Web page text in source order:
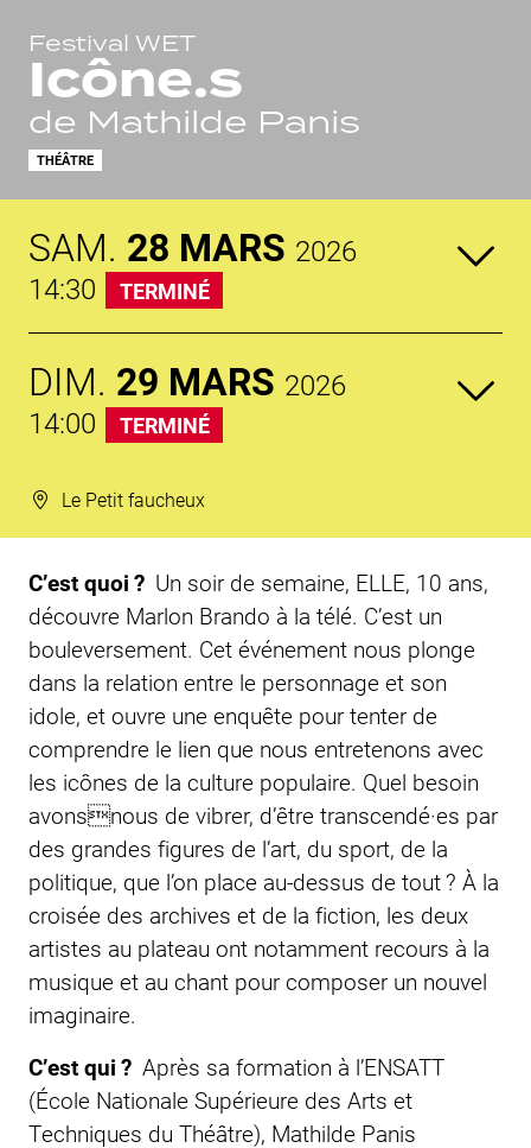
Festival WET
Icône.s
de Mathilde Panis
THÉÂTRE
SAM. 28 MARS 2026
14:30
TERMINÉ
DIM. 29 MARS 2026
14:00
TERMINÉ
Le Petit faucheux
C’est quoi ? Un soir de semaine, ELLE, 10 ans,
découvre Marlon Brando à la télé. C’est un
bouleversement. Cet événement nous plonge
dans la relation entre le personnage et son
idole, et ouvre une enquête pour tenter de
comprendre le lien que nous entretenons avec
les icônes de la culture populaire. Quel besoin
avonsnous de vibrer, d’être transcendé·es par
des grandes figures de l’art, du sport, de la
politique, que l’on place au-dessus de tout ? À la
croisée des archives et de la fiction, les deux
artistes au plateau ont notamment recours à la
musique et au chant pour composer un nouvel
imaginaire.
C’est qui ? Après sa formation à l’ENSATT
(École Nationale Supérieure des Arts et
Techniques du Théâtre), Mathilde Panis